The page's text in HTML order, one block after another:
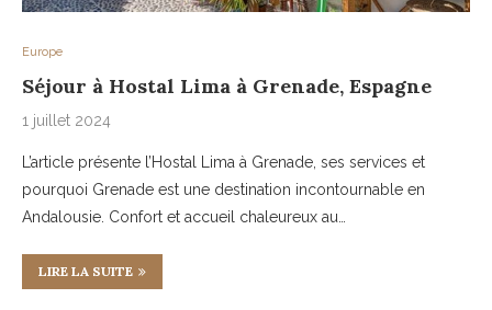
Europe
Séjour à Hostal Lima à Grenade, Espagne
1 juillet 2024
L’article présente l’Hostal Lima à Grenade, ses services et
pourquoi Grenade est une destination incontournable en
Andalousie. Confort et accueil chaleureux au…
LIRE LA SUITE